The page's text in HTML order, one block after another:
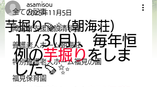
全ての記事
障害者支援施設清和園
養護老人ホーム朝海荘
特別養護老人ホーム福見の園
福見保育園
芋掘り🍠✨(朝海荘)
asamisou
2025年11月5日
11/3(月)、毎年恒
例の芋掘りをしま
した🍠✨